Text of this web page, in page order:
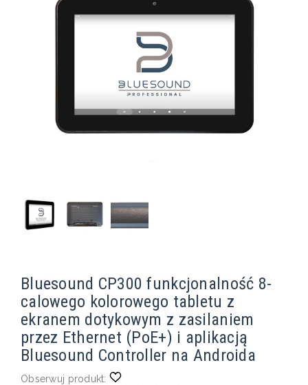
Bluesound CP300 funkcjonalność 8-
calowego kolorowego tabletu z
ekranem dotykowym z zasilaniem
przez Ethernet (PoE+) i aplikacją
Bluesound Controller na Androida
Obserwuj produkt: